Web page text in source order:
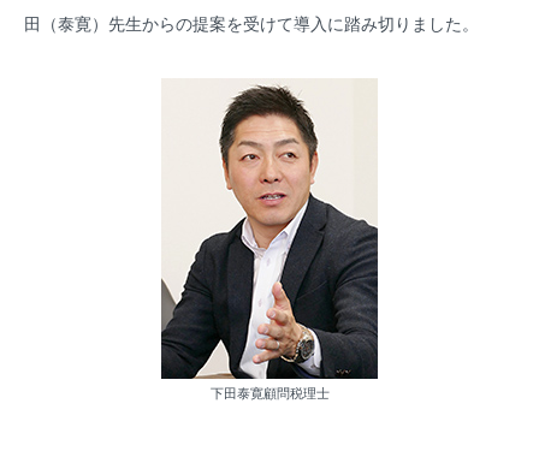
田（泰寛）先生からの提案を受けて導入に踏み切りました。
下田泰寛顧問税理士